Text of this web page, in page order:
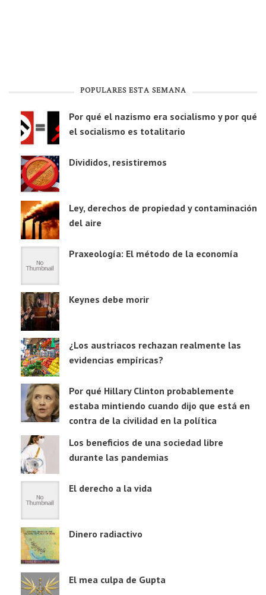
POPULARES ESTA SEMANA
Por qué el nazismo era socialismo y por qué
el socialismo es totalitario
Divididos, resistiremos
Ley, derechos de propiedad y contaminación
del aire
Praxeología: El método de la economía
Keynes debe morir
¿Los austriacos rechazan realmente las
evidencias empíricas?
Por qué Hillary Clinton probablemente
estaba mintiendo cuando dijo que está en
contra de la civilidad en la política
Los beneficios de una sociedad libre
durante las pandemias
El derecho a la vida
Dinero radiactivo
El mea culpa de Gupta